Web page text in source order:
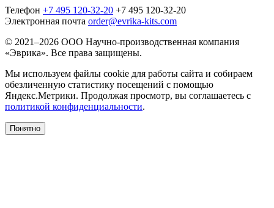
Телефон +7 495 120-32-20 +7 495 120-32-20
Электронная почта order@evrika-kits.com
© 2021–2026 ООО Научно-производственная компания
«Эврика». Все права защищены.
Мы используем файлы cookie для работы сайта и собираем
обезличенную статистику посещений с помощью
Яндекс.Метрики. Продолжая просмотр, вы соглашаетесь с
политикой конфиденциальности.
Понятно